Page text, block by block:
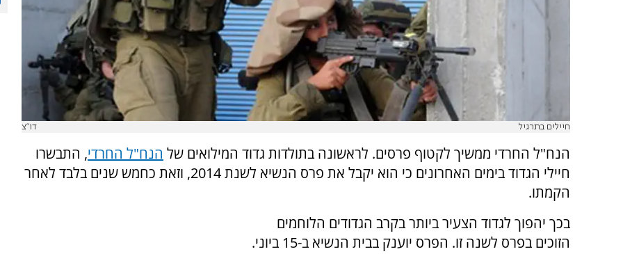
חיילים בתרגיל דו"צ
הנח"ל החרדי ממשיך לקטוף פרסים. לראשונה בתולדות גדוד המילואים של הנח"ל החרדי, התבשרו
חיילי הגדוד בימים האחרונים כי הוא יקבל את פרס הנשיא לשנת 2014, וזאת כחמש שנים בלבד לאחר
הקמתו.
בכך יהפוך לגדוד הצעיר ביותר בקרב הגדודים הלוחמים
הזוכים בפרס לשנה זו. הפרס יוענק בבית הנשיא ב-15 ביוני.